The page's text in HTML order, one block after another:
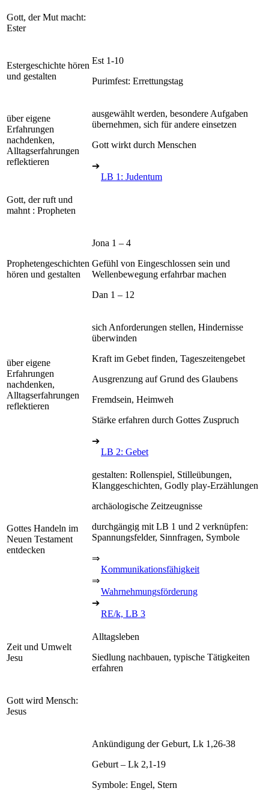
Gott, der Mut macht:
Ester
Estergeschichte hören
und gestalten
Est 1-10
Purimfest: Errettungstag
über eigene
Erfahrungen
nachdenken,
Alltagserfahrungen
reflektieren
ausgewählt werden, besondere Aufgaben
übernehmen, sich für andere einsetzen
Gott wirkt durch Menschen
➔
LB 1: Judentum
Gott, der ruft und
mahnt : Propheten
Prophetengeschichten
hören und gestalten
Jona 1 – 4
Gefühl von Eingeschlossen sein und
Wellenbewegung erfahrbar machen
Dan 1 – 12
über eigene
Erfahrungen
nachdenken,
Alltagserfahrungen
reflektieren
sich Anforderungen stellen, Hindernisse
überwinden
Kraft im Gebet finden, Tageszeitengebet
Ausgrenzung auf Grund des Glaubens
Fremdsein, Heimweh
Stärke erfahren durch Gottes Zuspruch
➔
LB 2: Gebet
Gottes Handeln im
Neuen Testament
entdecken
gestalten: Rollenspiel, Stilleübungen,
Klanggeschichten, Godly play-Erzählungen
archäologische Zeitzeugnisse
durchgängig mit LB 1 und 2 verknüpfen:
Spannungsfelder, Sinnfragen, Symbole
⇒
Kommunikationsfähigkeit
⇒
Wahrnehmungsförderung
➔
RE/k, LB 3
Zeit und Umwelt
Jesu
Alltagsleben
Siedlung nachbauen, typische Tätigkeiten
erfahren
Gott wird Mensch:
Jesus
Ankündigung der Geburt, Lk 1,26-38
Geburt – Lk 2,1-19
Symbole: Engel, Stern